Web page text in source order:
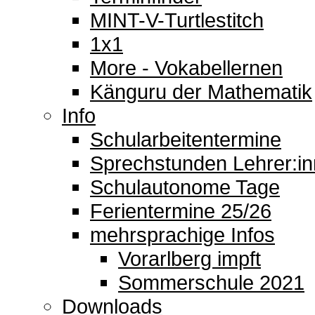
MINT-V-Turtlestitch
1x1
More - Vokabellernen
Känguru der Mathematik
Info
Schularbeitentermine
Sprechstunden
Schulautonome Tage
Ferientermine 25/26
mehrsprachige Infos
Vorarlberg impft
Sommerschule 2021
Downloads